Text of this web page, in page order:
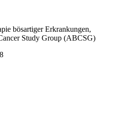
bösartiger Erkrankungen,
Study Group (ABCSG)